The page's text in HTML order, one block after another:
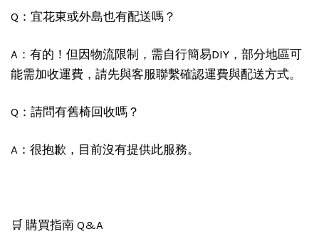
Q：宜花東或外島也有配送嗎？
A：有的！但因物流限制，需自行簡易DIY，部分地區可
能需加收運費，請先與客服聯繫確認運費與配送方式。
Q：請問有舊椅回收嗎？
A：很抱歉，目前沒有提供此服務。
🛒 購買指南 Q&A